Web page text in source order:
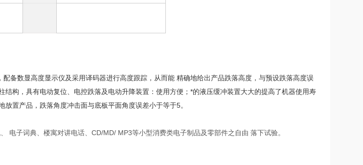
备数显高度显示仪及采用译码器进行高度跟踪，从而能 精确地给出产品跌落高度，与预设跌落高度误
结构，具有电动复位、电控跌落及电动升降装置：使用方便；*的液压缓冲装置大大的提高了机器使用寿
置产品，跌落角度冲击面与底板平面角度误差小于等于5。
子词典、楼寓对讲电话、CD/MD/ MP3等小型消费类电子制品及零部件之自由 落下试验。